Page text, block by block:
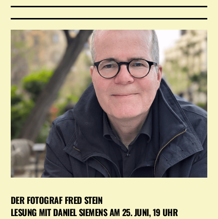
DER FOTOGRAF FRED STEIN
LESUNG MIT DANIEL SIEMENS AM 25. JUNI, 19 UHR